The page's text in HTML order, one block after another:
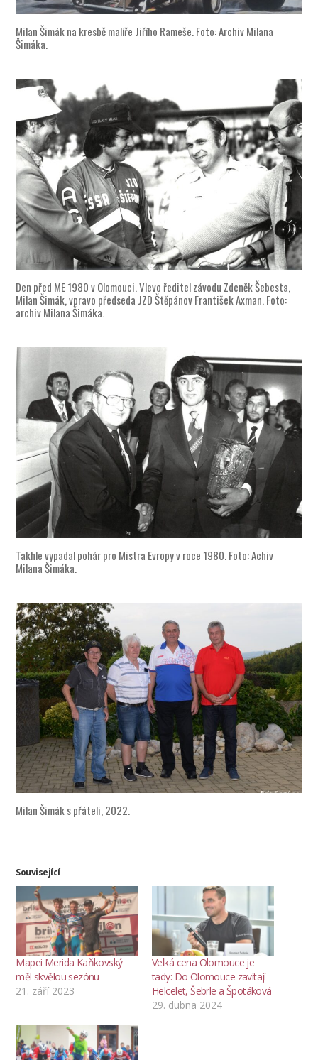
Milan Šimák na kresbě malíře Jiřího Rameše. Foto: Archiv Milana
Šimáka.
Den před ME 1980 v Olomouci. Vlevo ředitel závodu Zdeněk Šebesta,
Milan Šimák, vpravo předseda JZD Štěpánov František Axman. Foto:
archiv Milana Šimáka.
Takhle vypadal pohár pro Mistra Evropy v roce 1980. Foto: Achiv
Milana Šimáka.
Milan Šimák s přáteli, 2022.
Související
Mapei Merida Kaňkovský
měl skvělou sezónu
21. září 2023
Velká cena Olomouce je
tady: Do Olomouce zavítají
Helcelet, Šebrle a Špotáková
29. dubna 2024